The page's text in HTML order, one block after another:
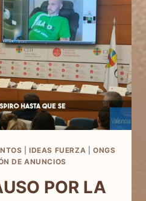
|IDEAS FUERZA |ONGS
DE ANUNCIOS
POR LA